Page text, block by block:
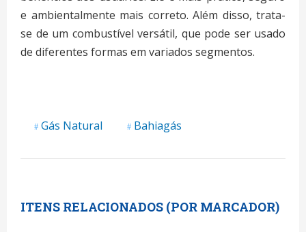
e ambientalmente mais correto. Além disso, trata-
se de um combustível versátil, que pode ser usado
de diferentes formas em variados segmentos.
Gás Natural Bahiagás
ITENS RELACIONADOS (POR MARCADOR)